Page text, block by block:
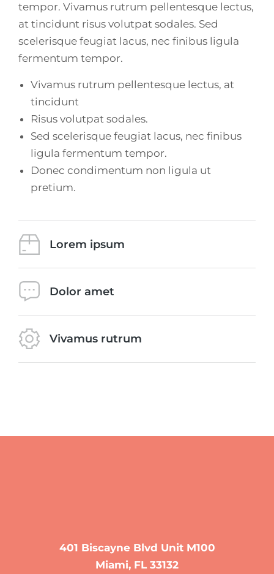
tempor. Vivamus rutrum pellentesque lectus,
at tincidunt risus volutpat sodales. Sed
scelerisque feugiat lacus, nec finibus ligula
fermentum tempor.
Vivamus rutrum pellentesque lectus, at
tincidunt
Risus volutpat sodales.
Sed scelerisque feugiat lacus, nec finibus
ligula fermentum tempor.
Donec condimentum non ligula ut
pretium.
Lorem ipsum
Dolor amet
Vivamus rutrum
401 Biscayne Blvd Unit M100
Miami, FL 33132